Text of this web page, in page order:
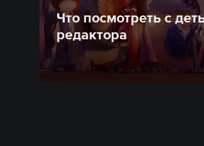
Что посмотреть с
редактора